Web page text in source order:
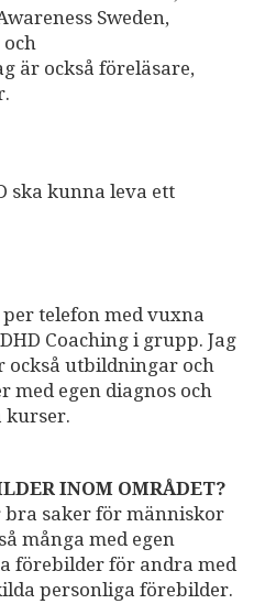
Sweden,
är också föreläsare,
ska kunna leva ett
telefon med vuxna
Coaching i grupp. Jag
också utbildningar och
egen diagnos och
kurser.
INOM OMRÅDET?
bra saker för människor
många med egen
förebilder för andra med
personliga förebilder.